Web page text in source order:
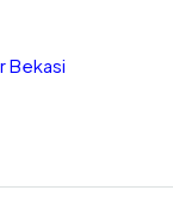
Bekasi